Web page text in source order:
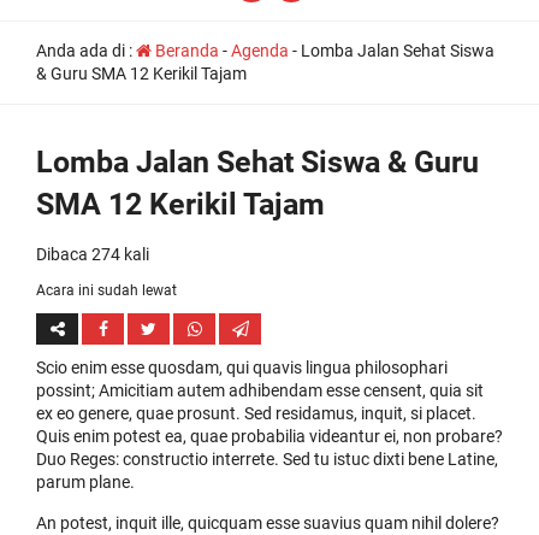
Anda ada di : Beranda -Agenda - Lomba Jalan Sehat Siswa
& Guru SMA 12 Kerikil Tajam
Lomba Jalan Sehat Siswa & Guru
SMA 12 Kerikil Tajam
Dibaca 274 kali
Acara ini sudah lewat
Scio enim esse quosdam, qui quavis lingua philosophari
possint; Amicitiam autem adhibendam esse censent, quia sit
ex eo genere, quae prosunt. Sed residamus, inquit, si placet.
Quis enim potest ea, quae probabilia videantur ei, non probare?
Duo Reges: constructio interrete. Sed tu istuc dixti bene Latine,
parum plane.
An potest, inquit ille, quicquam esse suavius quam nihil dolere?